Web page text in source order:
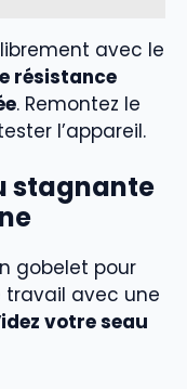
avec le
résistance
. Remontez le
l’appareil.
stagnante
gobelet pour
travail avec une
votre seau